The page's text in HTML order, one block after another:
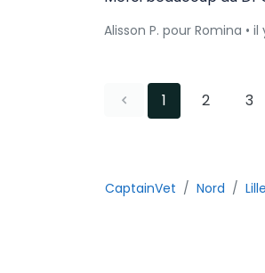
Alisson P. pour Romina •
1 2 3
CaptainVet Nord Lille